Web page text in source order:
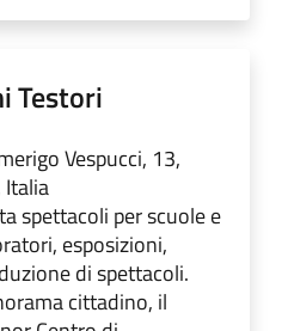
Testori
Vespucci, 13,
Italia
spettacoli per scuole e
esposizioni,
di spettacoli.
cittadino, il